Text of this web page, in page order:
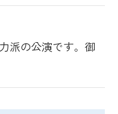
派の公演です。御